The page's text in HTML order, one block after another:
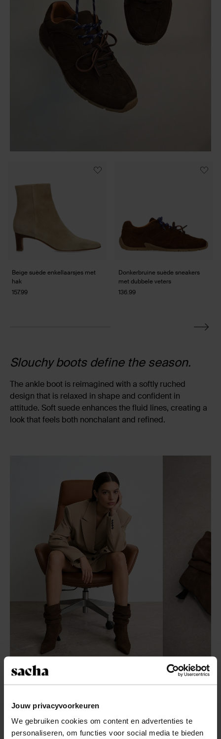
Jouw privacyvoorkeuren
We gebruiken cookies om content en advertenties te
personaliseren, om functies voor social media te bieden
Beige suède enkellaarsjes met
hak
157.99
Donkerbruine suède sneakers
met dubbele veters
136.99
Slouchy boots define the season.
The ankle boot is reimagined with a softly ruched
design that is relaxed in shape and confident in
attitude. Soft suede enhances the fluid lines, creating a
look that feels both nonchalant and refined.